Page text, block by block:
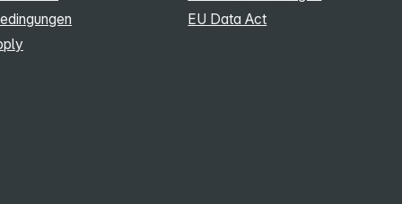
EU Data Act